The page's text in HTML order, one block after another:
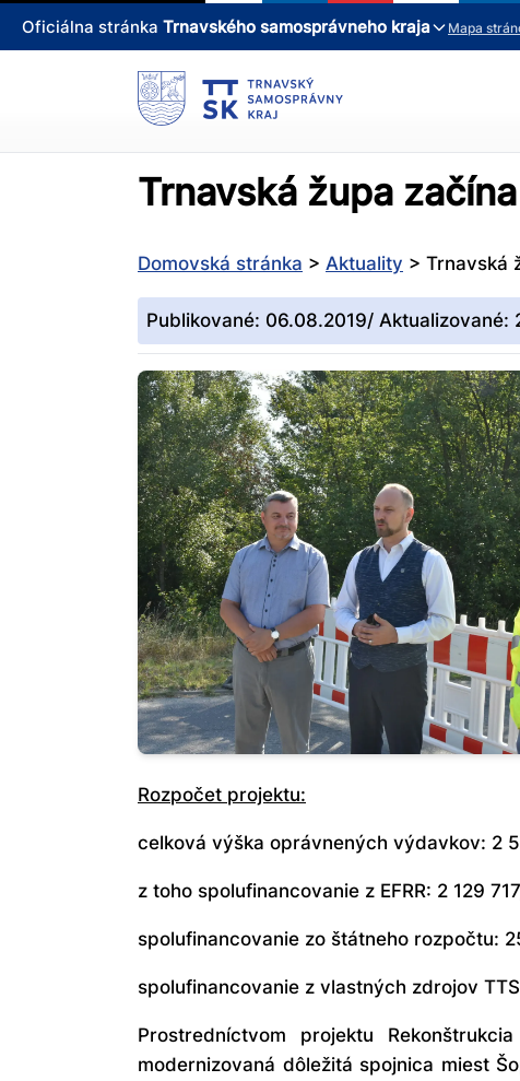
Oficiálna stránka Trnavského samosprávneho kraja Mapa
Trnavská župa
Domovská stránka > Aktuality > Trnavská
Publikované: 06.08.2019/ Aktualizované:
Rozpočet projektu:
celková výška oprávnených výdavkov: 2
z toho spolufinancovanie z EFRR: 2 129
spolufinancovanie zo štátneho rozpočtu:
spolufinancovanie z vlastných zdrojov
Prostredníctvom projektu
modernizovaná dôležitá spojnica miest